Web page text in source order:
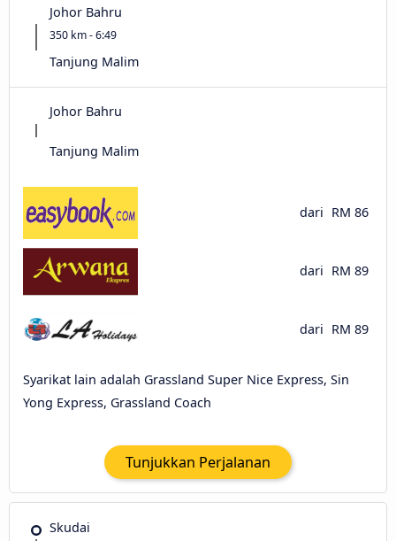
Johor Bahru
350 km - 6:49
Tanjung Malim
Johor Bahru
Tanjung Malim
dari RM 86
dari RM 89
dari RM 89
Syarikat lain adalah Grassland Super Nice Express, Sin
Yong Express, Grassland Coach
Tunjukkan Perjalanan
Skudai